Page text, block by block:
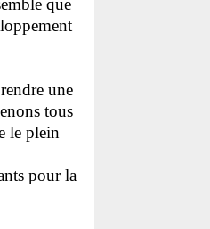
que
une
tous
le plein
pour la